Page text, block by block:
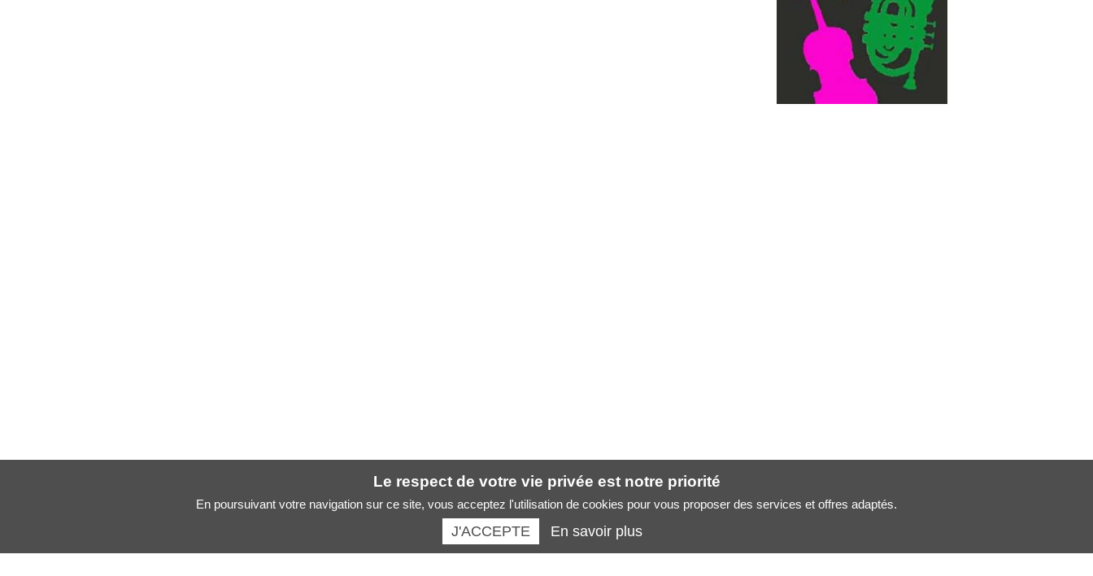
Le respect de votre vie privée est notre priorité
En poursuivant votre navigation sur ce site, vous acceptez l'utilisation de cookies pour vous proposer des services et offres adaptés.
J'ACCEPTE En savoir plus